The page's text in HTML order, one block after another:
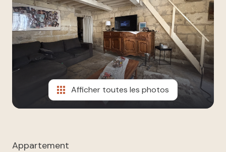
CONTACT
Afficher toutes les photos
Appartement